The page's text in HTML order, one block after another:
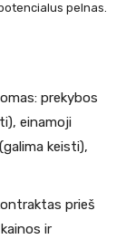
pelnas.
prekybos
einamoji
keisti),
prieš
ir